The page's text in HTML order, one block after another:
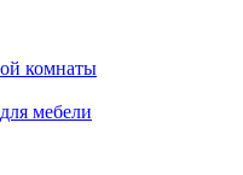
комнаты
мебели